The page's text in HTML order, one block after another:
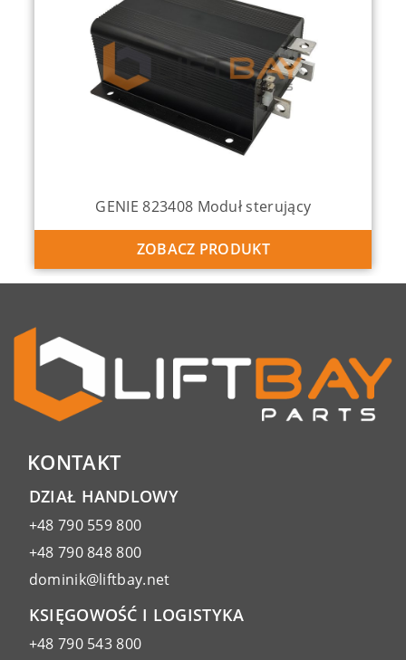
GENIE 823408 Moduł sterujący
ZOBACZ PRODUKT
KONTAKT
DZIAŁ HANDLOWY
+48 790 559 800
+48 790 848 800
dominik@liftbay.net
KSIĘGOWOŚĆ I LOGISTYKA
+48 790 543 800